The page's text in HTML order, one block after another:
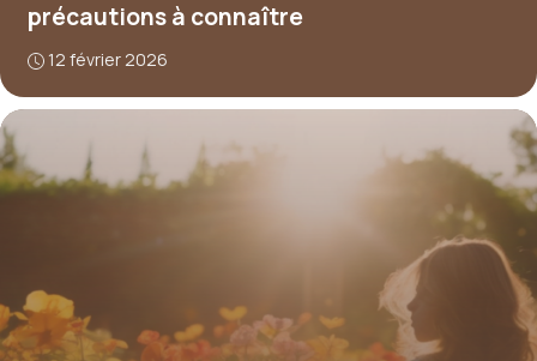
précautions à connaître
12 février 2026